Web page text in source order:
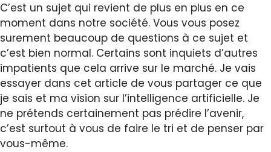
C’est un sujet qui revient de plus en plus en ce
moment dans notre société. Vous vous posez
surement beaucoup de questions à ce sujet et
c’est bien normal. Certains sont inquiets d’autres
impatients que cela arrive sur le marché. Je vais
essayer dans cet article de vous partager ce que
je sais et ma vision sur l’intelligence artificielle. Je
ne prétends certainement pas prédire l’avenir,
c’est surtout à vous de faire le tri et de penser par
vous-même.